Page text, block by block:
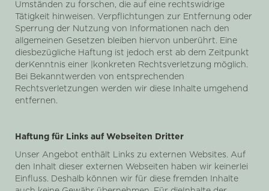
Umständen zu forschen, die auf eine rechtswidrige
Tätigkeit hinweisen. Verpflichtungen zur Entfernung oder
Sperrung der Nutzung von Informationen nach den
allgemeinen Gesetzen bleiben hiervon unberührt. Eine
diesbezügliche Haftung ist jedoch erst ab dem Zeitpunkt
derKenntnis einer |konkreten Rechtsverletzung möglich.
Bei Bekanntwerden von entsprechenden
Rechtsverletzungen werden wir diese Inhalte umgehend
entfernen.
Haftung für Links auf Webseiten Dritter
Unser Angebot enthält Links zu externen Websites. Auf
den Inhalt dieser externen Webseiten haben wir keinerlei
Einfluss. Deshalb können wir für diese fremden Inhalte